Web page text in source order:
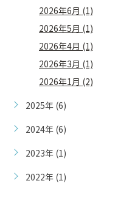
2026年6月 (1)
2026年5月 (1)
2026年4月 (1)
2026年3月 (1)
2026年1月 (2)
2025年 (6)
2024年 (6)
2023年 (1)
2022年 (1)